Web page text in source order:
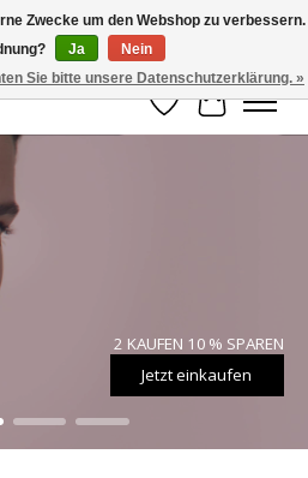
pünktlich und zuverlässig geliefert
Wunschzettel
Ihr
2 KAUFEN 10 % SPAREN
Jetzt einkaufen
Zwecke um den Webshop zu verbessern.
Ja
Nein
Sie bitte unsere Datenschutzerklärung. »